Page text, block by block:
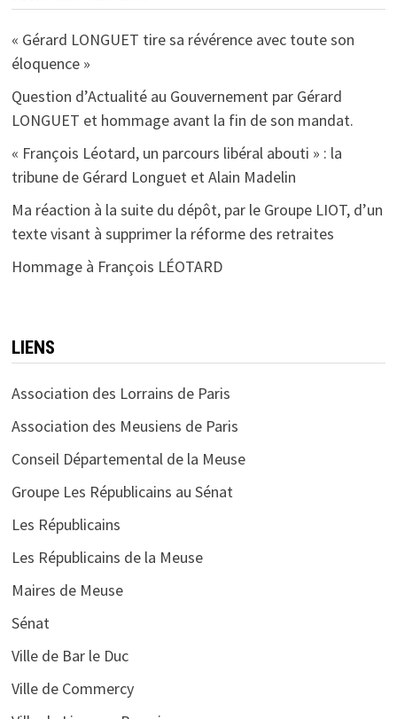
« Gérard LONGUET tire sa révérence avec toute son
éloquence »
Question d’Actualité au Gouvernement par Gérard
LONGUET et hommage avant la fin de son mandat.
« François Léotard, un parcours libéral abouti » : la
tribune de Gérard Longuet et Alain Madelin
Ma réaction à la suite du dépôt, par le Groupe LIOT, d’un
texte visant à supprimer la réforme des retraites
Hommage à François LÉOTARD
LIENS
Association des Lorrains de Paris
Association des Meusiens de Paris
Conseil Départemental de la Meuse
Groupe Les Républicains au Sénat
Les Républicains
Les Républicains de la Meuse
Maires de Meuse
Sénat
Ville de Bar le Duc
Ville de Commercy